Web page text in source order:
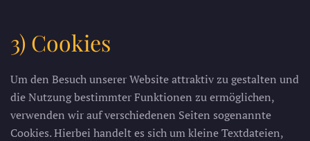
3) Cookies
Um den Besuch unserer Website attraktiv zu gestalten und
die Nutzung bestimmter Funktionen zu ermöglichen,
verwenden wir auf verschiedenen Seiten sogenannte
Cookies. Hierbei handelt es sich um kleine Textdateien,